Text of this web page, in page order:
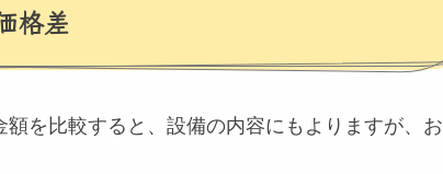
格差
を比較すると、設備の内容にもよりますが、お